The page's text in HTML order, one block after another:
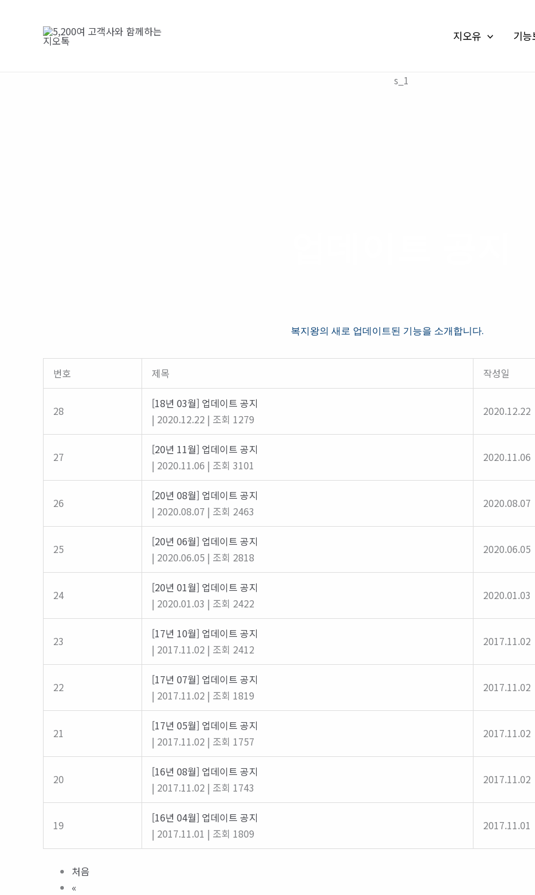
지오유 기
s_1
복지왕의 새로 업데이트된 기능을 소개합니다.
번호 제목 작성일
28
[18년 03월] 업데이트 공지
| 2020.12.22 | 조회 1279
2020.12.22
27
[20년 11월] 업데이트 공지
| 2020.11.06 | 조회 3101
2020.11.06
26
[20년 08월] 업데이트 공지
| 2020.08.07 | 조회 2463
2020.08.07
25
[20년 06월] 업데이트 공지
| 2020.06.05 | 조회 2818
2020.06.05
24
[20년 01월] 업데이트 공지
| 2020.01.03 | 조회 2422
2020.01.03
23
[17년 10월] 업데이트 공지
| 2017.11.02 | 조회 2412
2017.11.02
22
[17년 07월] 업데이트 공지
| 2017.11.02 | 조회 1819
2017.11.02
21
[17년 05월] 업데이트 공지
| 2017.11.02 | 조회 1757
2017.11.02
20
[16년 08월] 업데이트 공지
| 2017.11.02 | 조회 1743
2017.11.02
19
[16년 04월] 업데이트 공지
| 2017.11.01 | 조회 1809
2017.11.01
처음
«